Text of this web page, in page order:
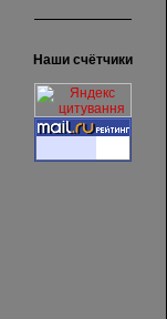
Наши счётчики